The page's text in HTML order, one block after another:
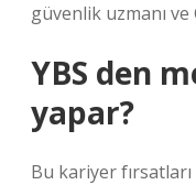
güvenlik uzmanı ve
YBS den
yapar?
Bu kariyer